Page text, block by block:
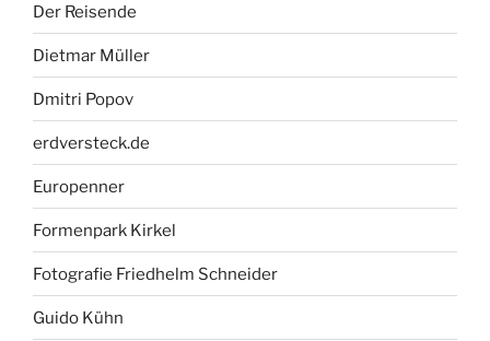
Der Reisende
Dietmar Müller
Dmitri Popov
erdversteck.de
Europenner
Formenpark Kirkel
Fotografie Friedhelm Schneider
Guido Kühn